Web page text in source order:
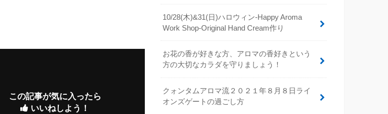
この記事が気に入ったら
いいねしよう！
10/28(木)&31(日)ハロウィン-Happy Aroma
Work Shop-Original Hand Cream作り
お花の香が好きな方、アロマの香好きという
方の大切なカラダを守りましょう！
クォンタムアロマ流２０２１年８月８日ライ
オンズゲートの過ごし方